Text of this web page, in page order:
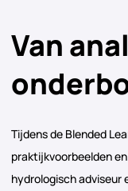
Van
Tijdens de Blended
praktijkvoorbeelden
hydrologisch adviseur